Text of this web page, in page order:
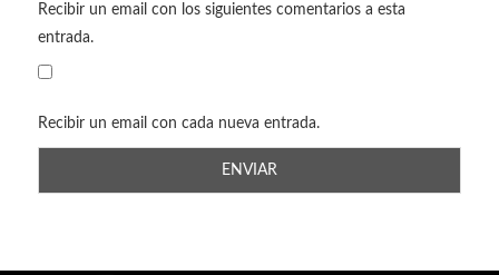
Recibir un email con los siguientes comentarios a esta
entrada.
Recibir un email con cada nueva entrada.